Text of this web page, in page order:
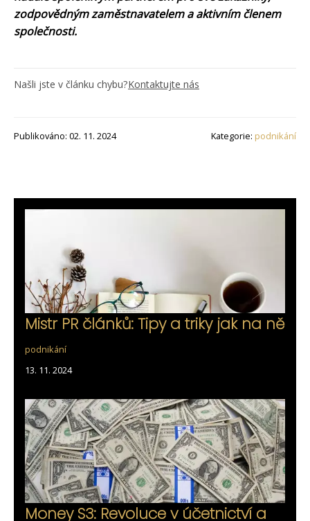
zodpovědným zaměstnavatelem a aktivním členem
společnosti.
Našli jste v článku chybu?Kontaktujte nás
Publikováno: 02. 11. 2024 Kategorie: podnikání
Mistr PR článků: Tipy a triky jak na ně
podnikání
13. 11. 2024
Money S3: Revoluce v účetnictví a